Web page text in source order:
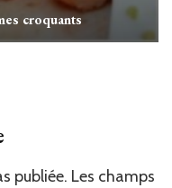
croquants
publiée. Les champs